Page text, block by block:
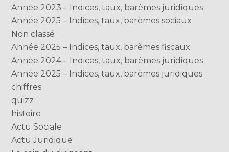
Année 2023 – Indices, taux, barèmes juridiques
Année 2025 – Indices, taux, barèmes sociaux
Non classé
Année 2025 – Indices, taux, barèmes fiscaux
Année 2024 – Indices, taux, barèmes juridiques
Année 2025 – Indices, taux, barèmes juridiques
chiffres
quizz
histoire
Actu Sociale
Actu Juridique